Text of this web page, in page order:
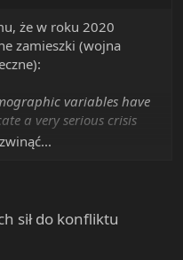
że w roku 2020
zamieszki (wojna
variables have
a very serious crisis
uses-math-
2012/08/03/a-feature-
cycles-history-as-
sił do konfliktu